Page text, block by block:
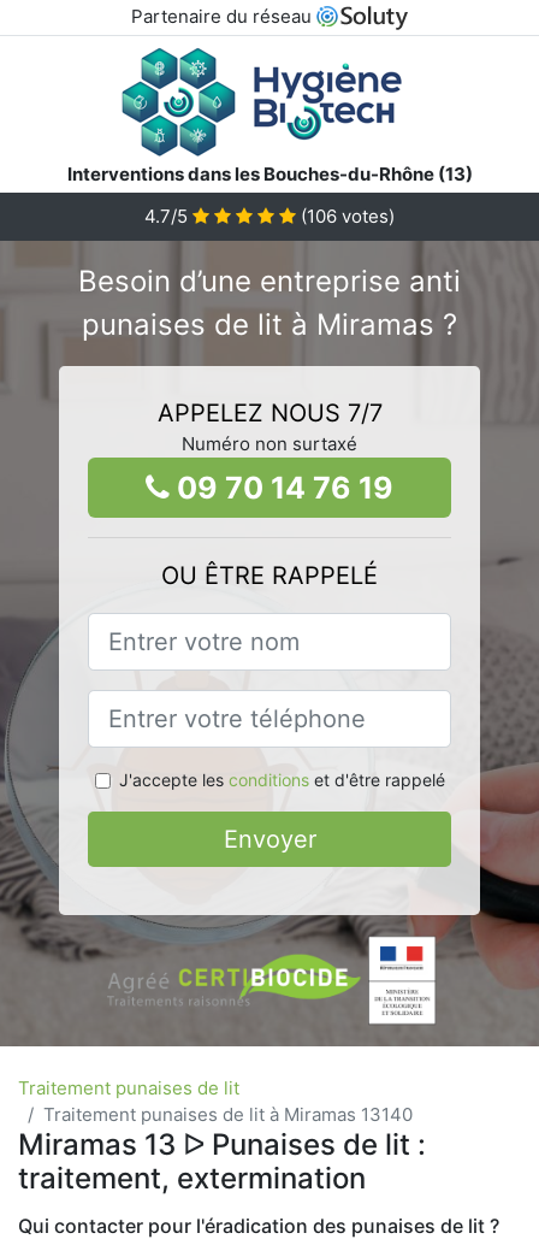
Partenaire du réseau
Interventions dans les Bouches-du-Rhône (13)
4.7/5
(106 votes)
Besoin d’une entreprise anti
punaises de lit à Miramas ?
APPELEZ NOUS 7/7
Numéro non surtaxé
09 70 14 76 19
OU ÊTRE RAPPELÉ
J'accepte les conditionset d'être rappelé
Envoyer
Traitement punaises de lit
Traitement punaises de lit à Miramas 13140
Miramas 13 ᐅ Punaises de lit :
traitement, extermination
Qui contacter pour l'éradication des punaises de lit ?